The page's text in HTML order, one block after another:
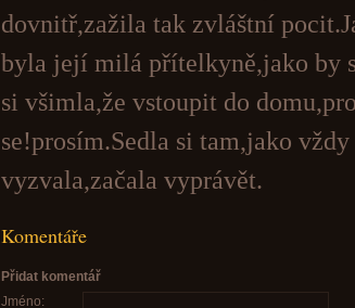
dovnitř,zažila tak zvláštní
byla její milá přítelkyně,jako by
si všimla,že vstoupit do
se!prosím.Sedla si tam,jako
vyzvala,začala vyprávět.
Komentáře
Přidat komentář
Jméno: